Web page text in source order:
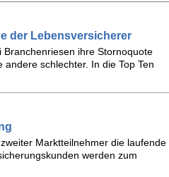
der Lebensversicherer
ihre Stornoquote
schlechter. In die Top Ten
Marktteilnehmer die laufende
werden zum